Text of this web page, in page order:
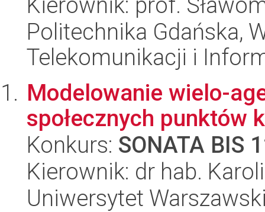
Politechnika Gdańska,
Telekomunikacji i
Modelowanie wielo-
społecznych punktów
Konkurs: SONATA BIS
Kierownik: dr hab.
Uniwersytet